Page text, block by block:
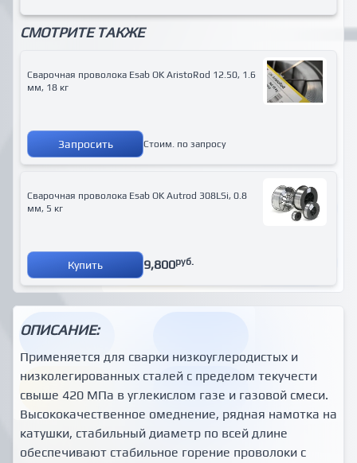
СМОТРИТЕ ТАКЖЕ
Сварочная проволока Esab OK AristoRod 12.50, 1.6
мм, 18 кг
Запросить Стоим. по запросу
Сварочная проволока Esab OK Autrod 308LSi, 0.8
мм, 5 кг
Купить 9,800руб.
ОПИСАНИЕ:
Применяется для сварки низкоуглеродистых и
низколегированных сталей с пределом текучести
свыше 420 МПа в углекислом газе и газовой смеси.
Высококачественное омеднение, рядная намотка на
катушки, стабильный диаметр по всей длине
обеспечивают стабильное горение проволоки с